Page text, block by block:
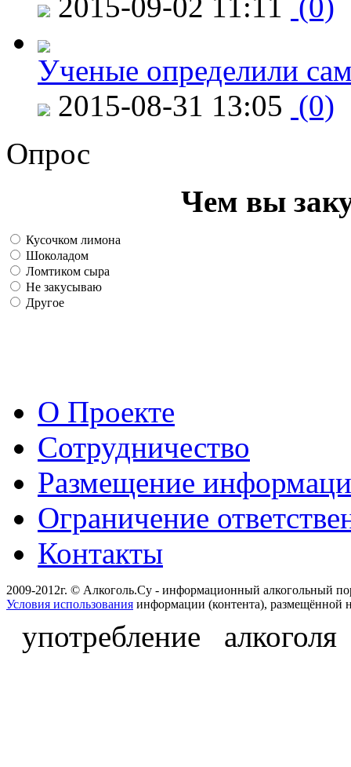
Ученые определили
2015-08-31 13:05 (0)
Опрос
Чем вы
Кусочком лимона
Шоколадом
Ломтиком сыра
Не закусываю
Другое
О Проекте
Сотрудничество
Размещение
Ограничение
Контакты
2009-2012г. © Алкоголь.Су - информационный алкогольный
Условия использования информации (контента), размещённой
употребление